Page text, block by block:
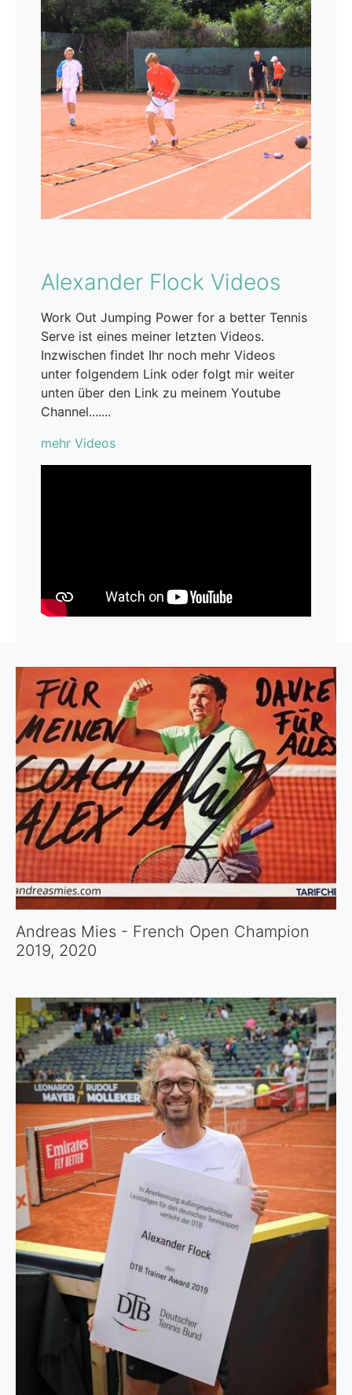
Alexander Flock Videos
Work Out Jumping Power for a better Tennis
Serve ist eines meiner letzten Videos.
Inzwischen findet Ihr noch mehr Videos
unter folgendem Link oder folgt mir weiter
unten über den Link zu meinem Youtube
Channel.......
mehr Videos
Andreas Mies - French Open Champion
2019, 2020